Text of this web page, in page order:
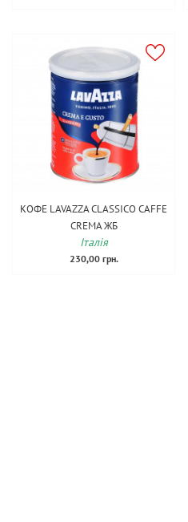
КОФЕ LAVAZZA CLASSICO CAFFE
CREMA ЖБ
Італія
230,00 грн.